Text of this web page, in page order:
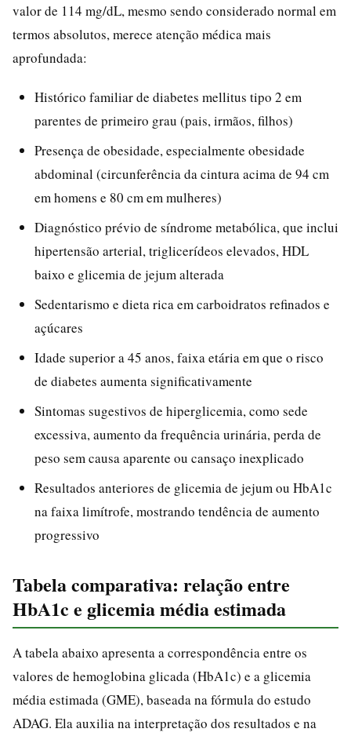
valor de 114 mg/dL, mesmo sendo considerado normal em
termos absolutos, merece atenção médica mais
aprofundada:
Histórico familiar de diabetes mellitus tipo 2 em
parentes de primeiro grau (pais, irmãos, filhos)
Presença de obesidade, especialmente obesidade
abdominal (circunferência da cintura acima de 94 cm
em homens e 80 cm em mulheres)
Diagnóstico prévio de síndrome metabólica, que inclui
hipertensão arterial, triglicerídeos elevados, HDL
baixo e glicemia de jejum alterada
Sedentarismo e dieta rica em carboidratos refinados e
açúcares
Idade superior a 45 anos, faixa etária em que o risco
de diabetes aumenta significativamente
Sintomas sugestivos de hiperglicemia, como sede
excessiva, aumento da frequência urinária, perda de
peso sem causa aparente ou cansaço inexplicado
Resultados anteriores de glicemia de jejum ou HbA1c
na faixa limítrofe, mostrando tendência de aumento
progressivo
Tabela comparativa: relação entre
HbA1c e glicemia média estimada
A tabela abaixo apresenta a correspondência entre os
valores de hemoglobina glicada (HbA1c) e a glicemia
média estimada (GME), baseada na fórmula do estudo
ADAG. Ela auxilia na interpretação dos resultados e na